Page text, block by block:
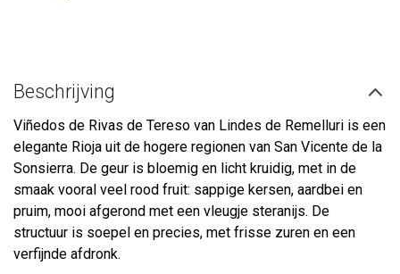
Beschrijving
Viñedos de Rivas de Tereso van Lindes de Remelluri is een
elegante Rioja uit de hogere regionen van San Vicente de la
Sonsierra. De geur is bloemig en licht kruidig, met in de
smaak vooral veel rood fruit: sappige kersen, aardbei en
pruim, mooi afgerond met een vleugje steranijs. De
structuur is soepel en precies, met frisse zuren en een
verfijnde afdronk.